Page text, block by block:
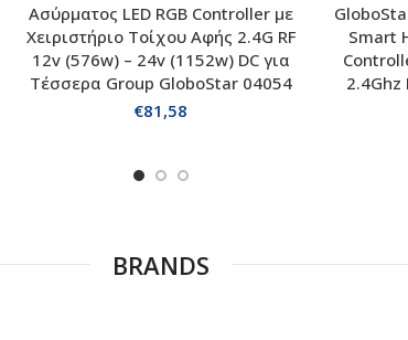
ΠΡΟΣΘΗΚΗ ΣΤΟ ΚΑΛΑΘΙ
Ασύρματος LED RGB Controller με
Χειριστήριο Τοίχου Αφής 2.4G RF
12v (576w) – 24v (1152w) DC για
Τέσσερα Group GloboStar 04054
€81,58
Smart
2.4Ghz
BRANDS